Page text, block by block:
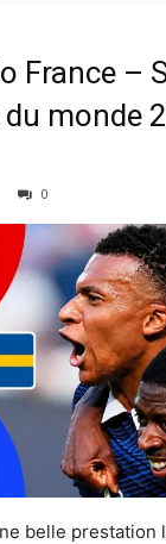
France –
monde
0
belle prestation